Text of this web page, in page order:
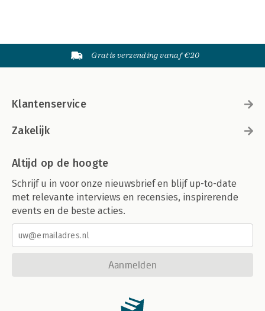
Gratis verzending vanaf €20
Klantenservice
Zakelijk
Altijd op de hoogte
Schrijf u in voor onze nieuwsbrief en blijf up-to-date
met relevante interviews en recensies, inspirerende
events en de beste acties.
Aanmelden